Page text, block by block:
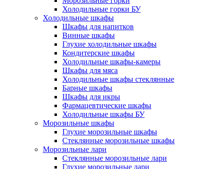
Холодильные горки БУ
Холодильные шкафы
Шкафы для напитков
Винные шкафы
Глухие холодильные шкафы
Кондитерские шкафы
Холодильные шкафы-камеры
Шкафы для мяса
Холодильные шкафы стеклянные
Барные шкафы
Шкафы для икры
Фармацевтические шкафы
Холодильные шкафы БУ
Морозильные шкафы
Глухие морозильные шкафы
Стеклянные морозильные шкафы
Морозильные лари
Стеклянные морозильные лари
Глухие морозильные лари